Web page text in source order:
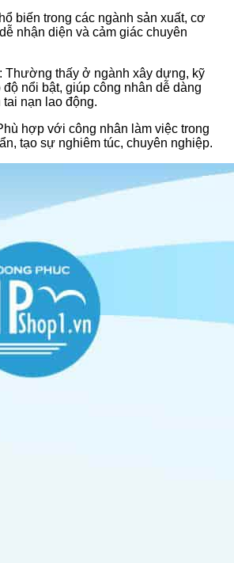
biến trong các ngành sản xuất, cơ
nhận diện và cảm giác chuyên
Thường thấy ở ngành xây dựng, kỹ
nổi bật, giúp công nhân dễ dàng
nạn lao động.
hợp với công nhân làm việc trong
tạo sự nghiêm túc, chuyên nghiệp.